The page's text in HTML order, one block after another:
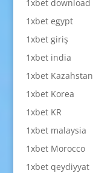
1xbet download
1xbet egypt
1xbet giriş
1xbet india
1xbet Kazahstan
1xbet Korea
1xbet KR
1xbet malaysia
1xbet Morocco
1xbet qeydiyyat